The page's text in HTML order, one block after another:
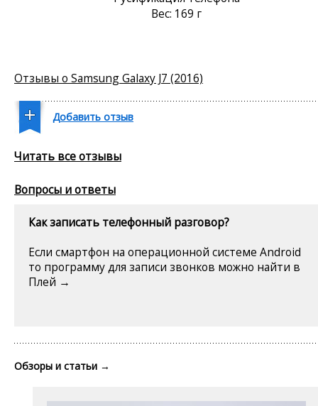
Вес: 169 г
Отзывы о Samsung Galaxy J7 (2016)
Добавить отзыв
Читать все отзывы
Вопросы и ответы
Как записать телефонный разговор?
Если смартфон на операционной системе Android
то программу для записи звонков можно найти в
Плей →
Обзоры и статьи →